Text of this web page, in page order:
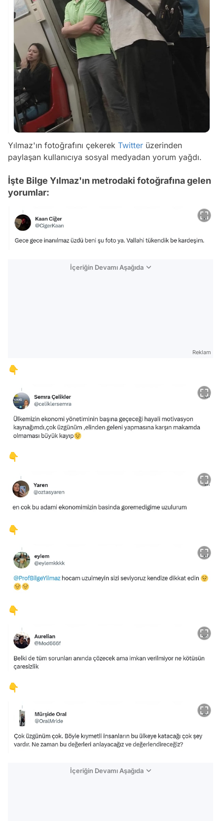
Yılmaz'ın fotoğrafını çekerek Twitter üzerinden
paylaşan kullanıcıya sosyal medyadan yorum yağdı.
İşte Bilge Yılmaz'ın metrodaki fotoğrafına gelen
yorumlar:
İçeriğin Devamı Aşağıda
Reklam
👇
👇
👇
👇
👇
İçeriğin Devamı Aşağıda